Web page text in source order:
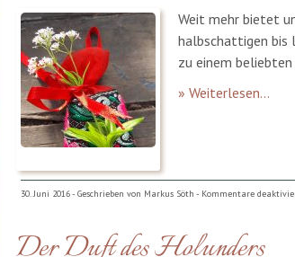
Weit mehr bietet
halbschattigen bis
zu einem
» Weiterlesen...
30. Juni 2016 - Geschrieben von Markus Söth - Kommentare